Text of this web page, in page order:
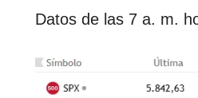
Datos de las 7 a. m.